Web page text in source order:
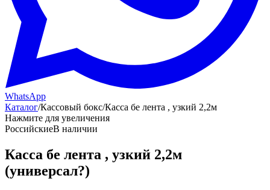
WhatsApp
Каталог/Кассовый бокс/Касса бе лента , узкий 2,2м
Нажмите для увеличения
РоссийскиеВ наличии
Касса бе лента , узкий 2,2м
(универсал?)